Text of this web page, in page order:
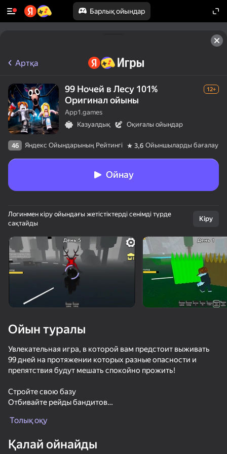
Барлық ойындар
Құрылғыны бұрыңыз
Ойын тек көлденең
бағдарда ғана істейді
Поппи Плейтайм 1 - Оригинал
Артқа
99 Ночей в Лесу 101%
Оригинал ойыны
12+
App1.games
Казуалдық
Оқиғалы ойындар
46 Яндекс Ойындарының Рейтингі 3,6 Ойыншыларды бағалау
Ойнау
Логинмен кіру ойындағы жетістіктерді сенімді түрде
сақтайды
Кіру
Ойын туралы
Увлекательная игра, в которой вам предстоит выживать
99 дней на протяжении которых разные опасности и
препятствия будут мешать спокойно прожить!
Стройте свою базу
Отбивайте рейды бандитов
Занимайтесь садоводством
И берегитесь главного стража леса - Оленя!
Толық оқу
Қалай ойнайды